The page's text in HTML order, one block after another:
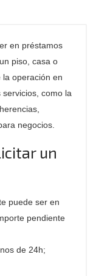
en préstamos
piso, casa o
la operación en
como la
negocios.
un
puede ser en
pendiente
de 24h;